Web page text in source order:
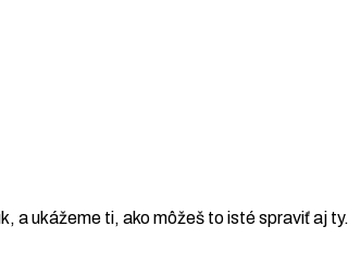
a ukážeme ti, ako môžeš to isté spraviť aj ty.